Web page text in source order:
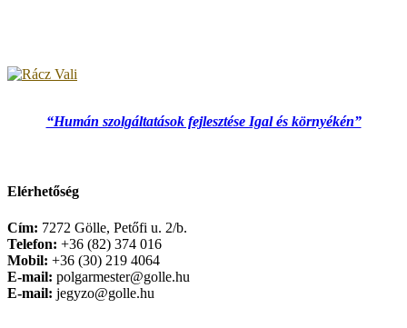
“Humán szolgáltatások fejlesztése Igal és környékén”
Elérhetőség
Cím: 7272 Gölle, Petőfi u. 2/b.
Telefon: +36 (82) 374 016
Mobil: +36 (30) 219 4064
E-mail: polgarmester@golle.hu
E-mail: jegyzo@golle.hu